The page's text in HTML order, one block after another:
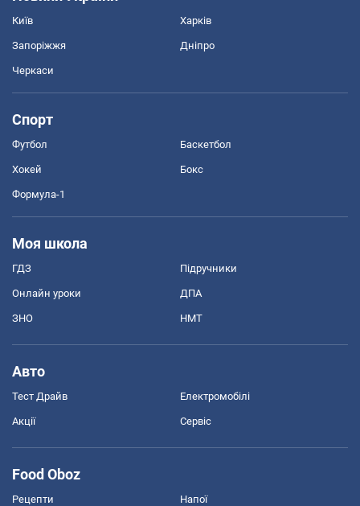
Київ Харків
Запоріжжя Дніпро
Черкаси
Спорт
Футбол Баскетбол
Хокей Бокс
Формула-1
Моя школа
ГДЗ Підручники
Онлайн уроки ДПА
ЗНО НМТ
Авто
Тест Драйв Електромобілі
Акції Сервіс
Food Oboz
Рецепти Напої